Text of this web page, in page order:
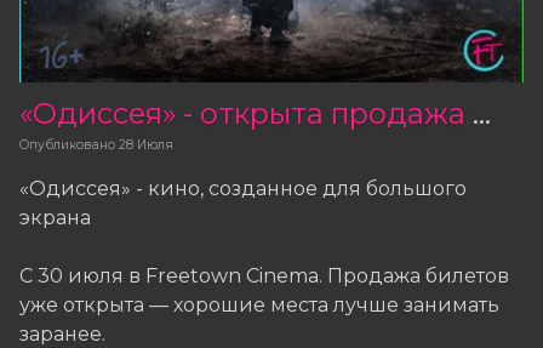
«Одиссея» - открыта продажа билетов
Опубликовано 28 Июля
«Одиссея» - кино, созданное для большого
экрана
С 30 июля в Freetown Cinema. Продажа билетов
уже открыта — хорошие места лучше занимать
заранее.